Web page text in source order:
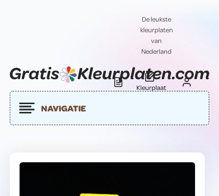
De leukste
kleurplaten
van
Nederland
Blog
Kleurplaat
Contact
NAVIGATIE